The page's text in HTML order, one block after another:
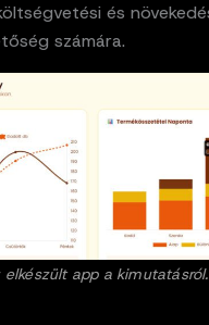
és
számára.
elkészült app a kimutatásról.